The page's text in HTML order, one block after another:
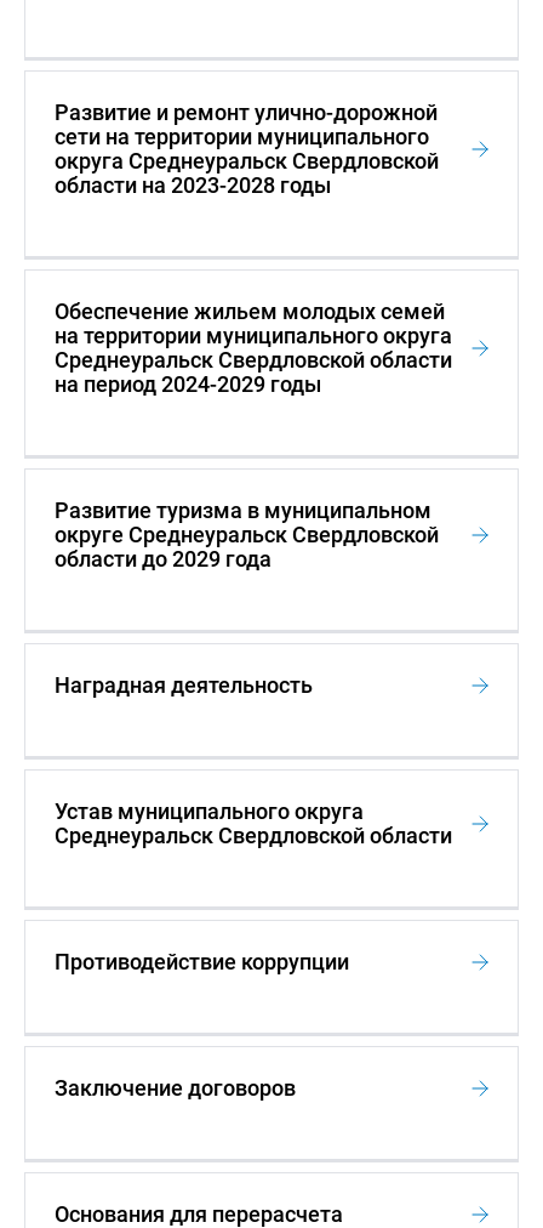
Развитие и ремонт улично-дорожной
сети на территории муниципального
округа Среднеуральск Свердловской
области на 2023-2028 годы
Обеспечение жильем молодых семей
на территории муниципального округа
Среднеуральск Свердловской области
на период 2024-2029 годы
Развитие туризма в муниципальном
округе Среднеуральск Свердловской
области до 2029 года
Наградная деятельность
Устав муниципального округа
Среднеуральск Свердловской области
Противодействие коррупции
Заключение договоров
Основания для перерасчета